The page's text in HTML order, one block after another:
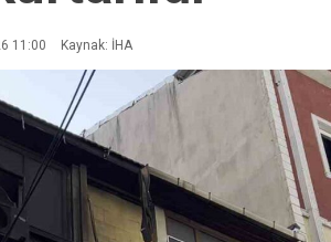
11:00 Kaynak: İHA